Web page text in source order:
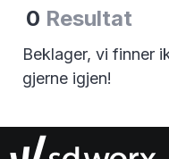
0 Resultat
Beklager, vi finner
gjerne igjen!